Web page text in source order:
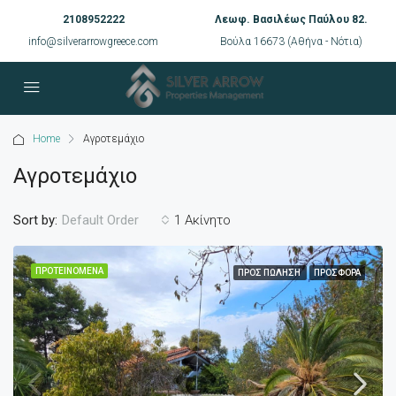
2108952222
info@silverarrowgreece.com
Λεωφ. Βασιλέως Παύλου 82.
Βούλα 16673 (Αθήνα - Νότια)
Home Αγροτεμάχιο
Αγροτεμάχιο
1 Ακίνητο
Sort by: Default Order
ΠΡΟΤΕΙΝΌΜΕΝΑ ΠΡΟΣ ΠΏΛΗΣΗ ΠΡΟΣΦΟΡΆ